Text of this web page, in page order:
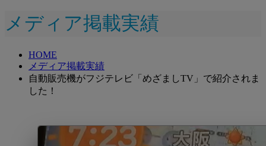
メディア掲載実績
HOME
メディア掲載実績
自動販売機がフジテレビ「めざましTV」で紹介されま
した！